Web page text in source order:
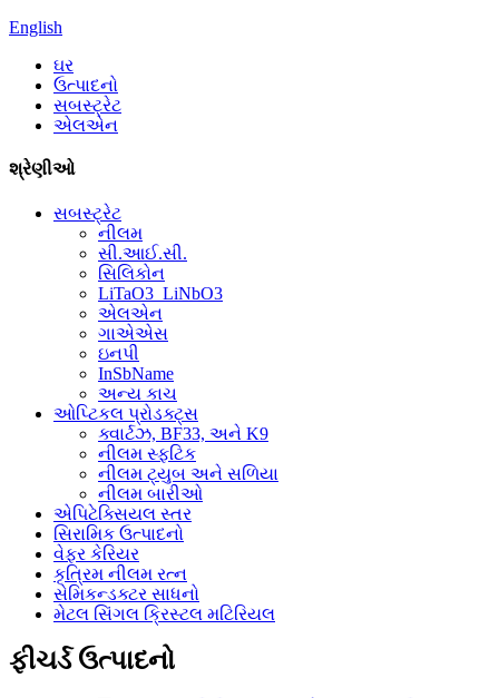
English
ઘર
ઉત્પાદનો
સબસ્ટ્રેટ
એલએન
શ્રેણીઓ
સબસ્ટ્રેટ
નીલમ
સી.આઈ.સી.
સિલિકોન
LiTaO3_LiNbO3
એલએન
ગાએએસ
ઇનપી
InSbName
અન્ય કાચ
ઓપ્ટિકલ પ્રોડક્ટ્સ
ક્વાર્ટઝ, BF33, અને K9
નીલમ સ્ફટિક
નીલમ ટ્યુબ અને સળિયા
નીલમ બારીઓ
એપિટેક્સિયલ સ્તર
સિરામિક ઉત્પાદનો
વેફર કેરિયર
કૃત્રિમ નીલમ રત્ન
સેમિકન્ડક્ટર સાધનો
મેટલ સિંગલ ક્રિસ્ટલ મટિરિયલ
ફીચર્ડ ઉત્પાદનો